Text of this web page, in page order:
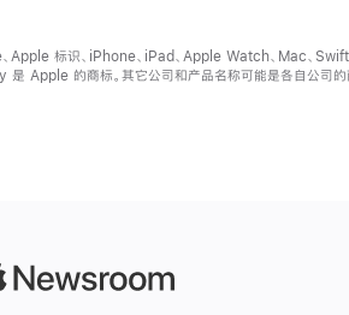
标识、iPhone、iPad、Apple Watch、Mac、Swift
Apple 的商标。其它公司和产品名称可能是各自公司的